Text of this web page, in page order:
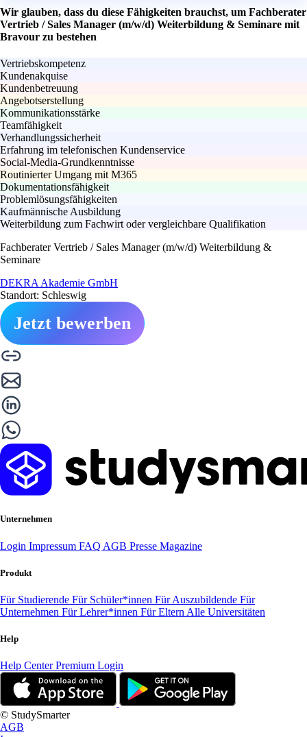
Wir glauben, dass du diese Fähigkeiten brauchst, um Fachberater
Vertrieb / Sales Manager (m/w/d) Weiterbildung & Seminare mit
Bravour zu bestehen
Vertriebskompetenz
Kundenakquise
Kundenbetreuung
Angebotserstellung
Kommunikationsstärke
Teamfähigkeit
Verhandlungssicherheit
Erfahrung im telefonischen Kundenservice
Social-Media-Grundkenntnisse
Routinierter Umgang mit M365
Dokumentationsfähigkeit
Problemlösungsfähigkeiten
Kaufmännische Ausbildung
Weiterbildung zum Fachwirt oder vergleichbare Qualifikation
Fachberater Vertrieb / Sales Manager (m/w/d) Weiterbildung &
Seminare
DEKRA Akademie GmbH
Standort: Schleswig
Jetzt bewerben
Unternehmen
Login Impressum FAQ AGB Presse Magazine
Produkt
Für Studierende Für Schüler*innen Für Auszubildende Für
Unternehmen Für Lehrer*innen Für Eltern Alle Universitäten
Help
Help CenterPremium Login
© StudySmarter
AGB